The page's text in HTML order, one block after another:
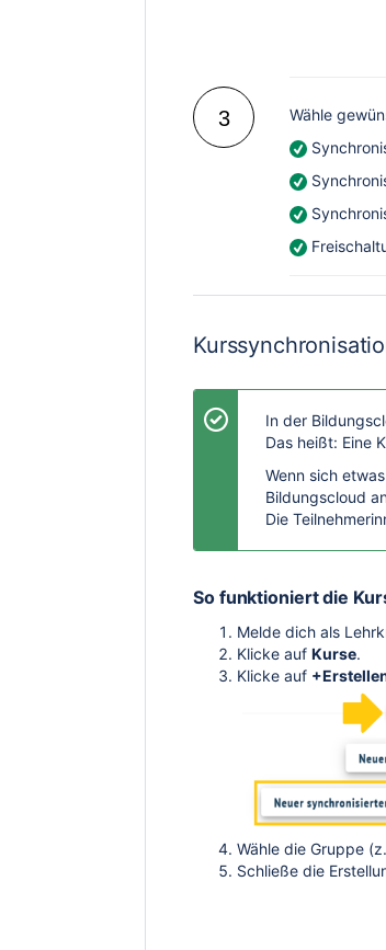
3
Wähle
In der
Das heißt: Eine
Wenn sich
Bildungscloud
Die
So funktioniert die
Melde dich als
Klicke auf Kurse.
Klicke auf +
Wähle die Gruppe
Schließe die